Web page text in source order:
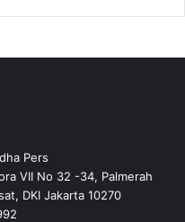
Pers
VII No 32 -34, Palmerah
DKI Jakarta 10270